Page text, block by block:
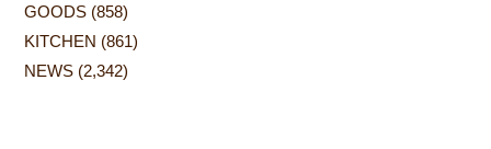
GOODS (858)
KITCHEN (861)
NEWS (2,342)